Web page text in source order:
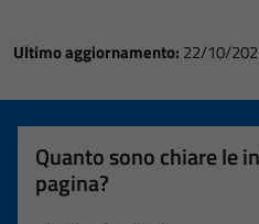
Ultimo aggiornamento: 22/10/
Quanto sono chiare le
pagina?